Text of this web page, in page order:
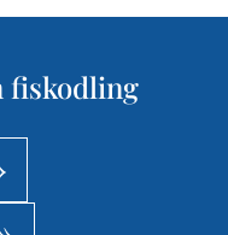
fiskodling